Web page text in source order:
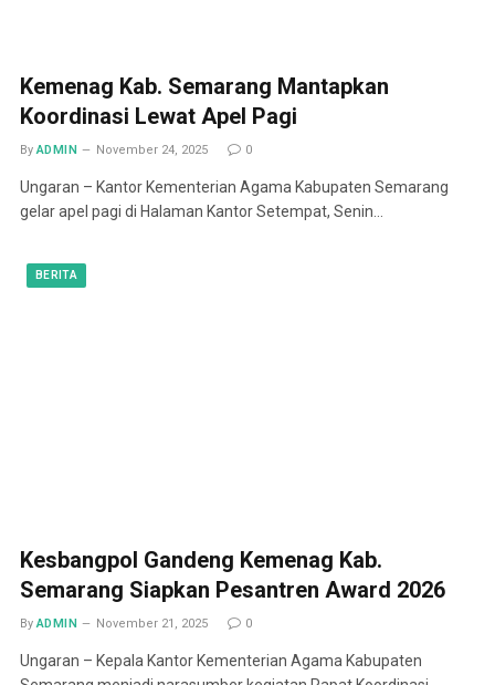
Kemenag Kab. Semarang Mantapkan
Koordinasi Lewat Apel Pagi
By ADMIN November 24, 2025 0
Ungaran – Kantor Kementerian Agama Kabupaten Semarang
gelar apel pagi di Halaman Kantor Setempat, Senin…
BERITA
Kesbangpol Gandeng Kemenag Kab.
Semarang Siapkan Pesantren Award 2026
By ADMIN November 21, 2025 0
Ungaran – Kepala Kantor Kementerian Agama Kabupaten